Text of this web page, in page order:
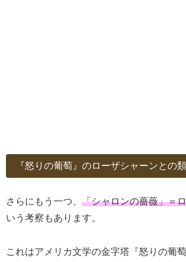
『怒りの葡萄』のローザシャーンとの
さらにもう一つ、 「シャロンの薔薇」＝
いう考察もあります。
これはアメリカ文学の金字塔『怒りの葡